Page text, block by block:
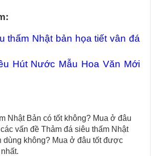
thấm Nhật bản họa tiết vân đá
Hút Nước Mẫu Hoa Văn Mới
Nhật Bản có tốt không? Mua ở đâu
vấn đề Thảm đá siêu thấm Nhật
dùng không? Mua ở đâu tốt được